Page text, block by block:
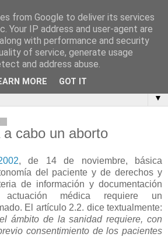
▼
cabo un aborto
, de 14 de noviembre, básica
del paciente y de derechos y
de información y documentación
actuación médica requiere un
El artículo 2.2. dice textualmente:
ámbito de la sanidad requiere, con
consentimiento de los pacientes
from Google to deliver its services
Your IP address and user-agent are
with performance and security
of service, generate usage
and address abuse.
MORE GOT IT